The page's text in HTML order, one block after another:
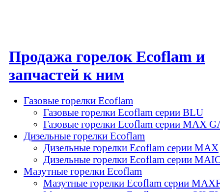
Продажа горелок Ecoflam и
запчастей к ним
Газовые горелки Ecoflam
Газовые горелки Ecoflam серии BLU
Газовые горелки Ecoflam серии MAX
Дизельные горелки Ecoflam
Дизельные горелки Ecoflam серии MAX
Дизельные горелки Ecoflam серии
Мазутные горелки Ecoflam
Мазутные горелки Ecoflam серии